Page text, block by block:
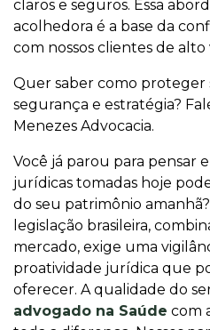
claros e seguros. Essa
acolhedora é a base da
com nossos clientes de alto
Quer saber como proteger
segurança e estratégia?
Menezes Advocacia.
Você já parou para pensar
jurídicas tomadas hoje
do seu patrimônio
legislação brasileira,
mercado, exige uma
proatividade jurídica que
oferecer. A qualidade do
advogado na Saúde com